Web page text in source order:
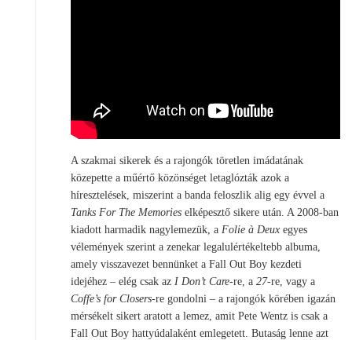
A szakmai sikerek és a rajongók töretlen imádatának
közepette a műértő közönséget letaglózták azok a
híresztelések, miszerint a banda feloszlik alig egy évvel a
Tanks For The Memories elképesztő sikere után. A 2008-ban
kiadott harmadik nagylemezük, a Folie à Deux egyes
vélemények szerint a zenekar legalulértékeltebb albuma,
amely visszavezet bennünket a Fall Out Boy kezdeti
idejéhez – elég csak az I Don’t Care-re, a 27-re, vagy a
Coffe’s for Closers-re gondolni – a rajongók körében igazán
mérsékelt sikert aratott a lemez, amit Pete Wentz is csak a
Fall Out Boy hattyúdalaként emlegetett. Butaság lenne azt